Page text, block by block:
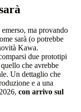
ma provando
sarà (o potrebbe
Kawa.
due prototipi
che avrebbe
Un dettaglio che
e a una
con arrivo sul